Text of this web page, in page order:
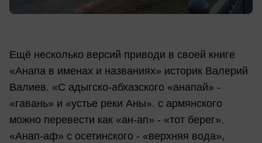
Ещё несколько версий приводи в своей книге
«Анапа в именах и названиях» историк Валерий
Валиев. «С адыгско-абхазского «анапай» -
«гавань» и «устье реки Аны». с армянского
можно перевести как «ан-ап» - «тот берег».
«Анап-аф» с осетинского - «верхняя вода»,